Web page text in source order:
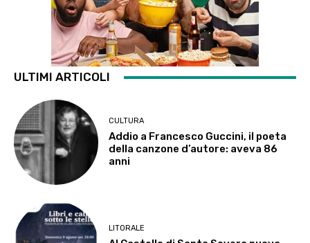
ULTIMI ARTICOLI
CULTURA
Addio a Francesco Guccini, il poeta
della canzone d’autore: aveva 86
anni
LITORALE